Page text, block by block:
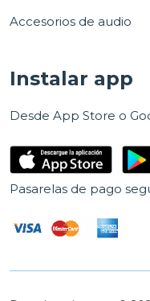
Accesorios de audio
Instalar app
Desde App Store o
Pasarelas de pago